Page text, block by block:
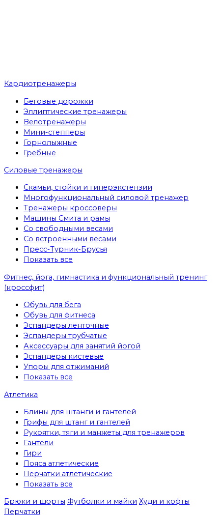
Кардиотренажеры
Беговые дорожки
Эллиптические тренажеры
Велотренажеры
Мини-степперы
Горнолыжные
Гребные
Cиловые тренажеры
Скамьи, стойки и гиперэкстензии
Многофункциональный силовой тренажер
Тренажеры кроссоверы
Машины Смита и рамы
Со свободными весами
Со встроенными весами
Пресс-Турник-Брусья
Показать все
Фитнес, йога, гимнастика и функциональный тренинг
(кроссфит)
Обувь для бега
Обувь для фитнеса
Эспандеры ленточные
Эспандеры трубчатые
Аксессуары для занятий йогой
Эспандеры кистевые
Упоры для отжиманий
Показать все
Атлетика
Блины для штанги и гантелей
Грифы для штанг и гантелей
Рукоятки, тяги и манжеты для тренажеров
Гантели
Гири
Пояса атлетические
Перчатки атлетические
Показать все
Брюки и шорты Футболки и майки Худи и кофты
Перчатки